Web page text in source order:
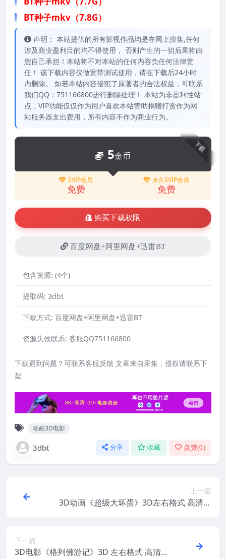
BT种子mkv（7.8G）
声明： 本站提供的所有影视作品均是在网上搜集,任何
涉及商业盈利目的均不得使用， 否则产生的一切后果将由
您自己承担！本站将不对本站的任何内容负任何法律责
任！ 该下载内容仅做宽带测试使用，请在下载后24小时
内删除。 如若本站内容侵犯了原著者的合法权益，可联系
我们QQ：751166800进行删除处理！ 本站为非盈利性站
点，VIP功能仅仅作为用户喜欢本站赞助捐赠打赏作为网
站服务器支出费用，所有内容不作为商业行为。
下载
5金币
SVIP会员
免费
永久SVIP会员
免费
购买下载权限
百度网盘+阿里网盘+迅雷BT
包含资源: (4个)
提取码: 3dbt
下载方式: 百度网盘+阿里网盘+迅雷BT
资源失效联系: 客服QQ751166800
下载遇到问题？可联系客服反馈 文章来自采集，侵权请联系下
架
动画3D电影
3dbt 分享 收藏 点赞(0)
上一篇
3D动画《超级大坏蛋》3D左右格式 高清蓝
下一篇
3D电影《格列佛游记》3D 左右格式 高清蓝